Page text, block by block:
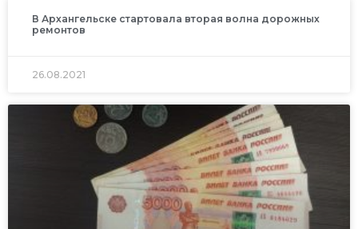
В Архангельске стартовала вторая волна дорожных
ремонтов
26.08.2021